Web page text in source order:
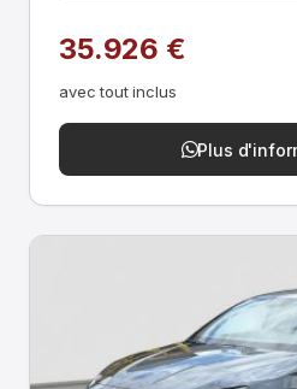
35.926 €
avec tout inclus
Plus